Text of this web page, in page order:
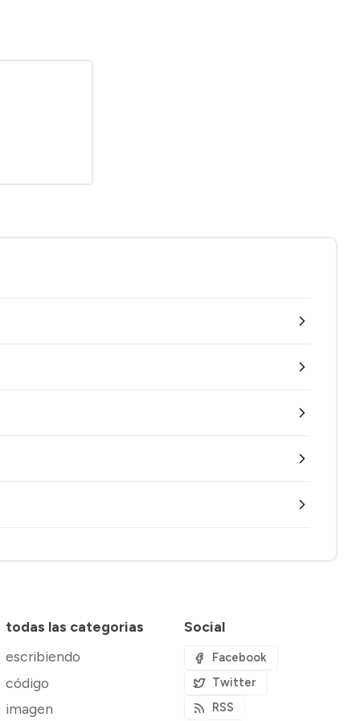
todas las categorias
escribiendo
código
imagen
Social
Facebook
Twitter
RSS